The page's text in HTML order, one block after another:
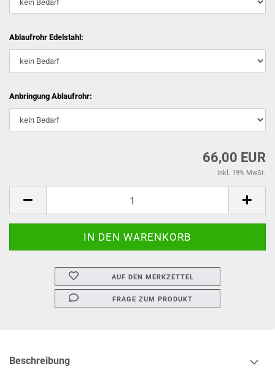
Ablaufrohr Edelstahl:
Anbringung Ablaufrohr:
66,00 EUR
inkl. 19% MwSt.
AUF DEN MERKZETTEL
FRAGE ZUM PRODUKT
Beschreibung